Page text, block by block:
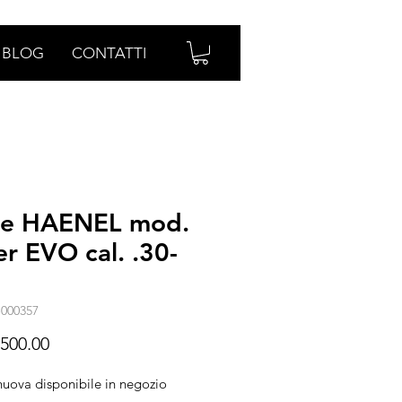
BLOG CONTATTI
HAENEL mod.
EVO cal. .30-
Prezzo
disponibile in negozio